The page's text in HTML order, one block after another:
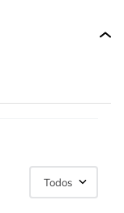
Todos